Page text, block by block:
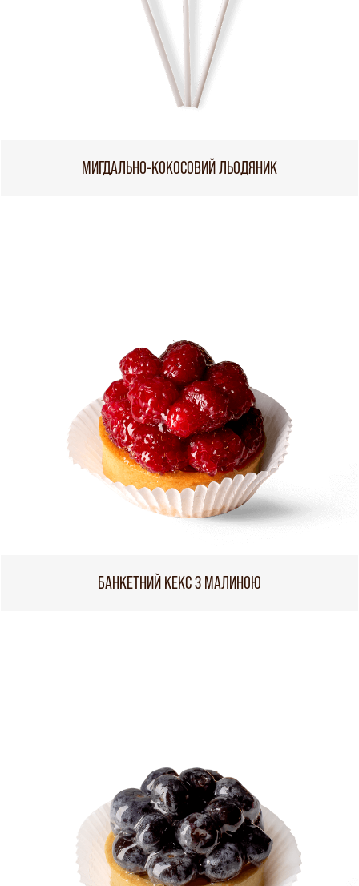
МИГДАЛЬНО-КОКОСОВИЙ ЛЬОДЯНИК
БАНКЕТНИЙ КЕКС З МАЛИНОЮ